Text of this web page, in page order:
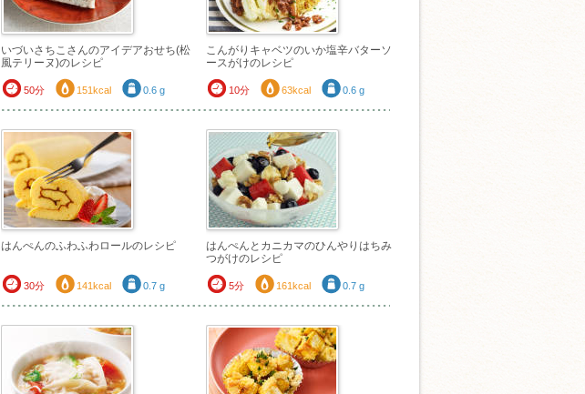
いづいさちこさんのアイデアおせち(松
風テリーヌ)のレシピ
50分 151kcal 0.6 g
こんがりキャベツのいか塩辛バターソ
ースがけのレシピ
10分 63kcal 0.6 g
はんぺんのふわふわロールのレシピ
30分 141kcal 0.7 g
はんぺんとカニカマのひんやりはちみ
つがけのレシピ
5分 161kcal 0.7 g